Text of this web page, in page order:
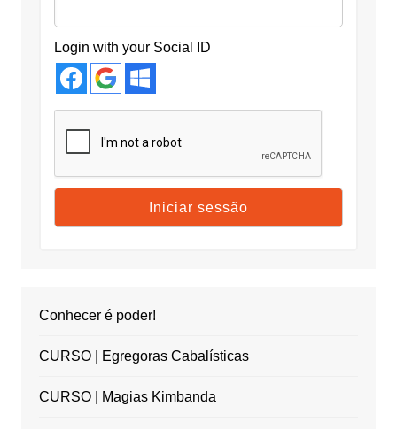
Login with your Social ID
Conhecer é poder!
CURSO | Egregoras Cabalísticas
CURSO | Magias Kimbanda